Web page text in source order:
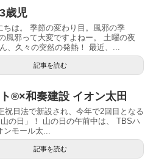
歳児
ちは。 季節の変わり目。風邪の季
風邪って大変ですよねー。 土曜の夜
、久々の突然の発熱！ 最近、...
記事を読む
®︎×和奏建設 イオン太田
祝日法で新設され、今年で2回目となる
の日」！ 山の日の午前中は、 TBSハ
モール太...
記事を読む